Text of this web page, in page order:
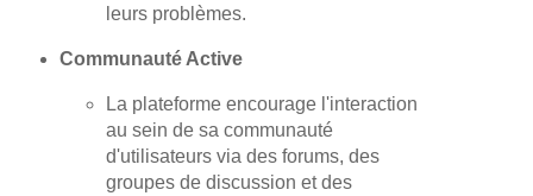
leurs problèmes.
Communauté Active
La plateforme encourage l'interaction
au sein de sa communauté
d'utilisateurs via des forums, des
groupes de discussion et des